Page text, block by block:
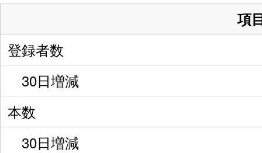
項
登録者数
30日増減
本数
30日増減